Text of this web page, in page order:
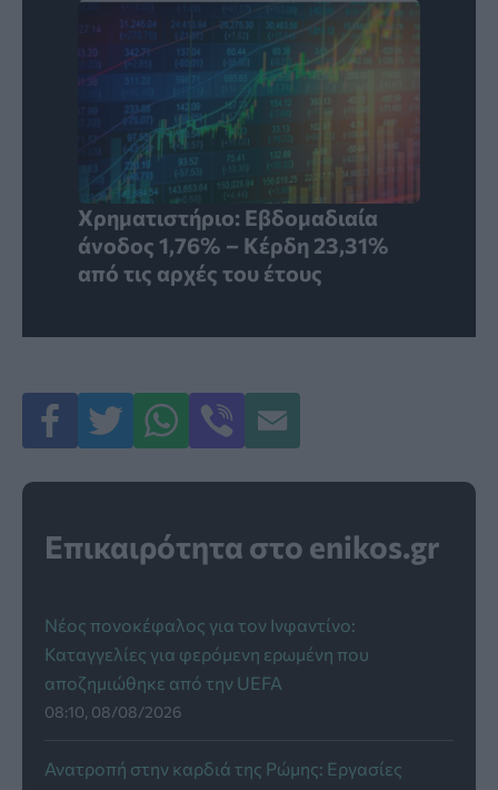
Χρηματιστήριο: Εβδομαδιαία
άνοδος 1,76% – Κέρδη 23,31%
από τις αρχές του έτους
Επικαιρότητα στο enikos.gr
Νέος πονοκέφαλος για τον Ινφαντίνο:
Καταγγελίες για φερόμενη ερωμένη που
αποζημιώθηκε από την UEFA
08:10, 08/08/2026
Ανατροπή στην καρδιά της Ρώμης: Εργασίες